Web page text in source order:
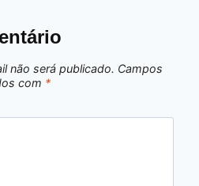
não será publicado. Campos
com *